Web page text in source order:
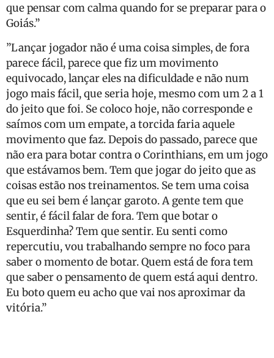
que pensar com calma quando for se preparar para o
Goiás.”
”Lançar jogador não é uma coisa simples, de fora
parece fácil, parece que fiz um movimento
equivocado, lançar eles na dificuldade e não num
jogo mais fácil, que seria hoje, mesmo com um 2 a 1
do jeito que foi. Se coloco hoje, não corresponde e
saímos com um empate, a torcida faria aquele
movimento que faz. Depois do passado, parece que
não era para botar contra o Corinthians, em um jogo
que estávamos bem. Tem que jogar do jeito que as
coisas estão nos treinamentos. Se tem uma coisa
que eu sei bem é lançar garoto. A gente tem que
sentir, é fácil falar de fora. Tem que botar o
Esquerdinha? Tem que sentir. Eu senti como
repercutiu, vou trabalhando sempre no foco para
saber o momento de botar. Quem está de fora tem
que saber o pensamento de quem está aqui dentro.
Eu boto quem eu acho que vai nos aproximar da
vitória.”